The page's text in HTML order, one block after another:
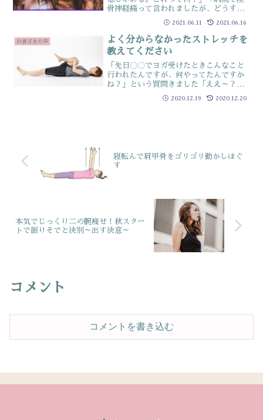
骨神経痛って言われましたが、どうすれ
ば改善するか知ってます？」それなりの
頻度でお客さまに質問されますこの座骨
神経痛という症状症状改善にはしばしの
努力が必要ですが、早い段...
2021.06.11 2021.06.16
お客さまの声
よく分からなかったストレッチを
教えてください
「先日〇〇でヨガ受けたときこんなこと
行われたんですが、何やってたんですか
ね？」という質問きました「ええ～？そ
の先生にその場で聞いてください」って
お願いしたのですが（笑）今回の質問は
2020.12.19 2020.12.20
寝転んで肩甲骨をゴリゴリ動かしほぐ
す
本気でじっくり二の腕痩せ！秋スター
トで振りそでと決別～出す決意～
コメント
コメントを書き込む